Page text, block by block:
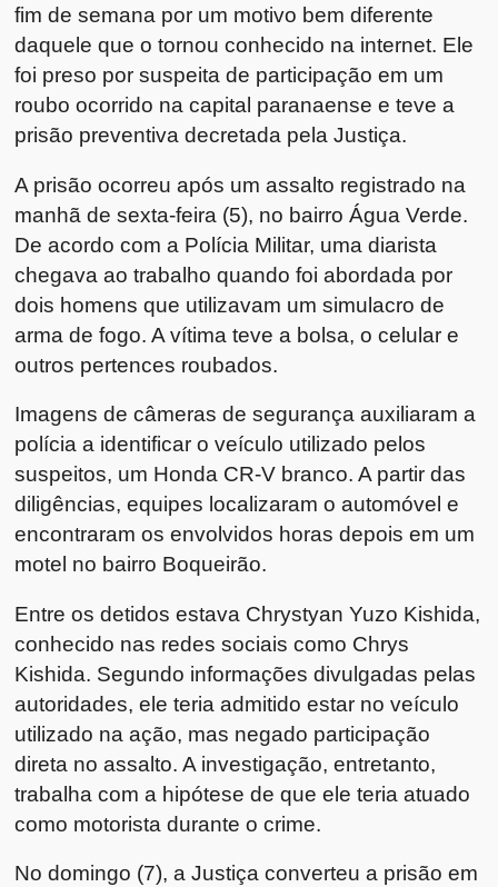
fim de semana por um motivo bem diferente
daquele que o tornou conhecido na internet. Ele
foi preso por suspeita de participação em um
roubo ocorrido na capital paranaense e teve a
prisão preventiva decretada pela Justiça.
A prisão ocorreu após um assalto registrado na
manhã de sexta-feira (5), no bairro Água Verde.
De acordo com a Polícia Militar, uma diarista
chegava ao trabalho quando foi abordada por
dois homens que utilizavam um simulacro de
arma de fogo. A vítima teve a bolsa, o celular e
outros pertences roubados.
Imagens de câmeras de segurança auxiliaram a
polícia a identificar o veículo utilizado pelos
suspeitos, um Honda CR-V branco. A partir das
diligências, equipes localizaram o automóvel e
encontraram os envolvidos horas depois em um
motel no bairro Boqueirão.
Entre os detidos estava Chrystyan Yuzo Kishida,
conhecido nas redes sociais como Chrys
Kishida. Segundo informações divulgadas pelas
autoridades, ele teria admitido estar no veículo
utilizado na ação, mas negado participação
direta no assalto. A investigação, entretanto,
trabalha com a hipótese de que ele teria atuado
como motorista durante o crime.
No domingo (7), a Justiça converteu a prisão em